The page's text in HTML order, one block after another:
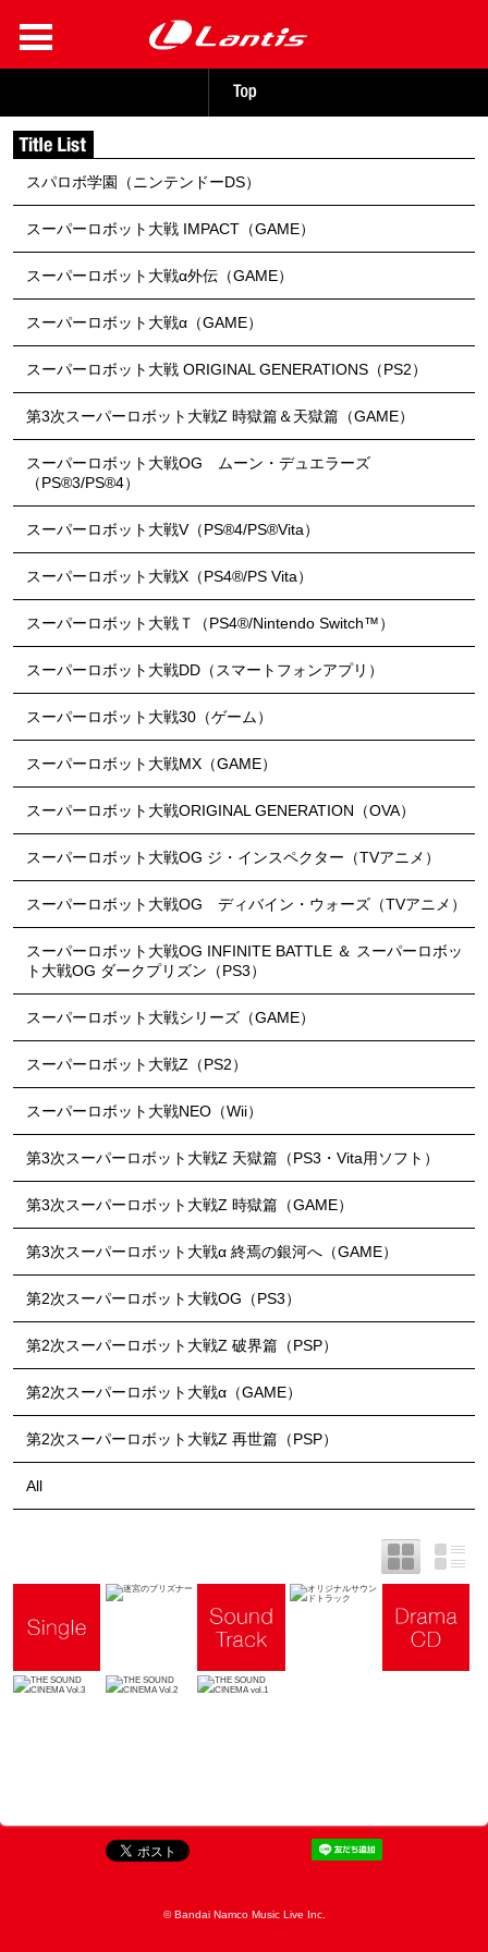
スパロボ学園（ニンテンドーDS）
スーパーロボット大戦 IMPACT（GAME）
スーパーロボット大戦α外伝（GAME）
スーパーロボット大戦α（GAME）
スーパーロボット大戦 ORIGINAL GENERATIONS（PS2）
第3次スーパーロボット大戦Z 時獄篇＆天獄篇（GAME）
スーパーロボット大戦OG ムーン・デュエラーズ
（PS®3/PS®4）
スーパーロボット大戦V（PS®4/PS®Vita）
スーパーロボット大戦X（PS4®/PS Vita）
スーパーロボット大戦Ｔ（PS4®/Nintendo Switch™）
スーパーロボット大戦DD（スマートフォンアプリ）
スーパーロボット大戦30（ゲーム）
スーパーロボット大戦MX（GAME）
スーパーロボット大戦ORIGINAL GENERATION（OVA）
スーパーロボット大戦OG ジ・インスペクター（TVアニメ）
スーパーロボット大戦OG ディバイン・ウォーズ（TVアニメ）
スーパーロボット大戦OG INFINITE BATTLE ＆ スーパーロボッ
ト大戦OG ダークプリズン（PS3）
スーパーロボット大戦シリーズ（GAME）
スーパーロボット大戦Z（PS2）
スーパーロボット大戦NEO（Wii）
第3次スーパーロボット大戦Z 天獄篇（PS3・Vita用ソフト）
第3次スーパーロボット大戦Z 時獄篇（GAME）
第3次スーパーロボット大戦α 終焉の銀河へ（GAME）
第2次スーパーロボット大戦OG（PS3）
第2次スーパーロボット大戦Z 破界篇（PSP）
第2次スーパーロボット大戦α（GAME）
第2次スーパーロボット大戦Z 再世篇（PSP）
All
© Bandai Namco Music Live Inc.